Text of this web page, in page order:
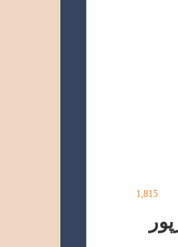
1,815